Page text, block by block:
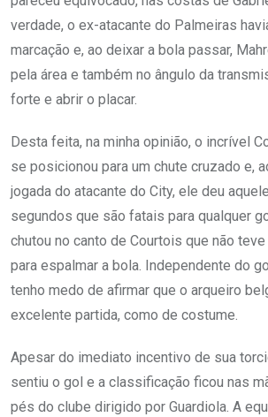
verdade, o ex-atacante do Palmeiras
marcação e, ao deixar a bola passar,
pela área e também no ângulo da
forte e abrir o placar.
Desta feita, na minha opinião, o incrível
se posicionou para um chute cruzado e,
jogada do atacante do City, ele deu
segundos que são fatais para qualquer
chutou no canto de Courtois que não
para espalmar a bola. Independente do
tenho medo de afirmar que o arqueiro
excelente partida, como de costume.
Apesar do imediato incentivo de sua
sentiu o gol e a classificação ficou nas
pés do clube dirigido por Guardiola. A